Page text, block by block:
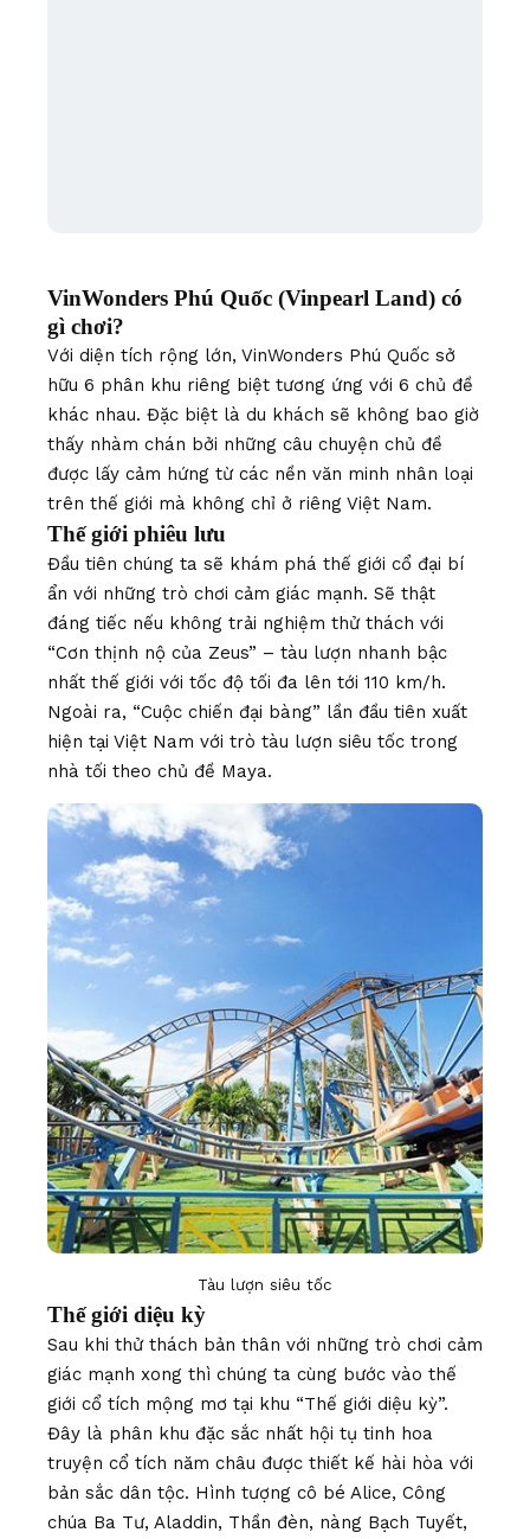
VinWonders Phú Quốc (Vinpearl Land) có
gì chơi?
Với diện tích rộng lớn, VinWonders Phú Quốc sở
hữu 6 phân khu riêng biệt tương ứng với 6 chủ đề
khác nhau. Đặc biệt là du khách sẽ không bao giờ
thấy nhàm chán bởi những câu chuyện chủ đề
được lấy cảm hứng từ các nền văn minh nhân loại
trên thế giới mà không chỉ ở riêng Việt Nam.
Thế giới phiêu lưu
Đầu tiên chúng ta sẽ khám phá thế giới cổ đại bí
ẩn với những trò chơi cảm giác mạnh. Sẽ thật
đáng tiếc nếu không trải nghiệm thử thách với
“Cơn thịnh nộ của Zeus” – tàu lượn nhanh bậc
nhất thế giới với tốc độ tối đa lên tới 110 km/h.
Ngoài ra, “Cuộc chiến đại bàng” lần đầu tiên xuất
hiện tại Việt Nam với trò tàu lượn siêu tốc trong
nhà tối theo chủ đề Maya.
Tàu lượn siêu tốc
Thế giới diệu kỳ
Sau khi thử thách bản thân với những trò chơi cảm
giác mạnh xong thì chúng ta cùng bước vào thế
giới cổ tích mộng mơ tại khu “Thế giới diệu kỳ”.
Đây là phân khu đặc sắc nhất hội tụ tinh hoa
truyện cổ tích năm châu được thiết kế hài hòa với
bản sắc dân tộc. Hình tượng cô bé Alice, Công
chúa Ba Tư, Aladdin, Thần đèn, nàng Bạch Tuyết,